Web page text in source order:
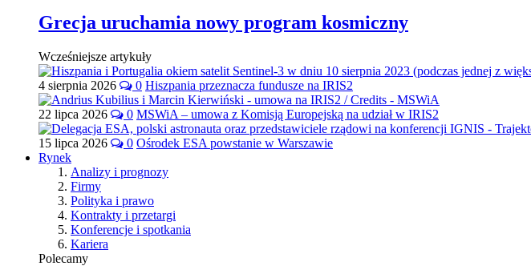
Grecja uruchamia nowy program kosmiczny
Wcześniejsze artykuły
4 sierpnia 2026 0 Hiszpania przeznacza fundusze na IRIS2
22 lipca 2026 0 MSWiA – umowa z Komisją Europejską na udział w IRIS2
15 lipca 2026 0 Ośrodek ESA powstanie w Warszawie
Rynek
Analizy i prognozy
Firmy
Polityka i prawo
Kontrakty i przetargi
Konferencje i spotkania
Kariera
Polecamy